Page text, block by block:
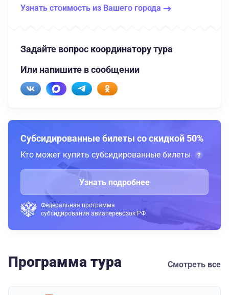
Узнать стоимость из Вашего города
Задайте вопрос координатору тура
Или напишите в сообщении
Субсидированные билеты со скидкой 50%
Кто может купить субсидированные билеты
Узнать подробнее
Федеральная программа
субсидирования авиаперевозок РФ
Программа тура Смотреть все